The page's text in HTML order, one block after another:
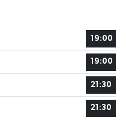
19:00
19:00
21:30
21:30